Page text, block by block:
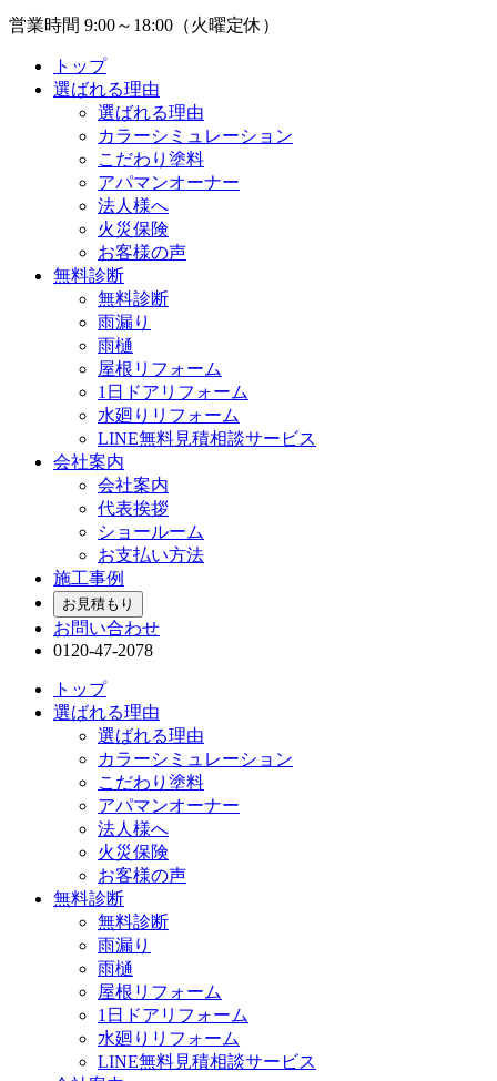
営業時間 9:00～18:00（火曜定休）
トップ
選ばれる理由
選ばれる理由
カラーシミュレーション
こだわり塗料
アパマンオーナー
法人様へ
火災保険
お客様の声
無料診断
無料診断
雨漏り
雨樋
屋根リフォーム
1日ドアリフォーム
水廻りリフォーム
LINE無料見積相談サービス
会社案内
会社案内
代表挨拶
ショールーム
お支払い方法
施工事例
お見積もり
お問い合わせ
0120-47-2078
トップ
選ばれる理由
選ばれる理由
カラーシミュレーション
こだわり塗料
アパマンオーナー
法人様へ
火災保険
お客様の声
無料診断
無料診断
雨漏り
雨樋
屋根リフォーム
1日ドアリフォーム
水廻りリフォーム
LINE無料見積相談サービス